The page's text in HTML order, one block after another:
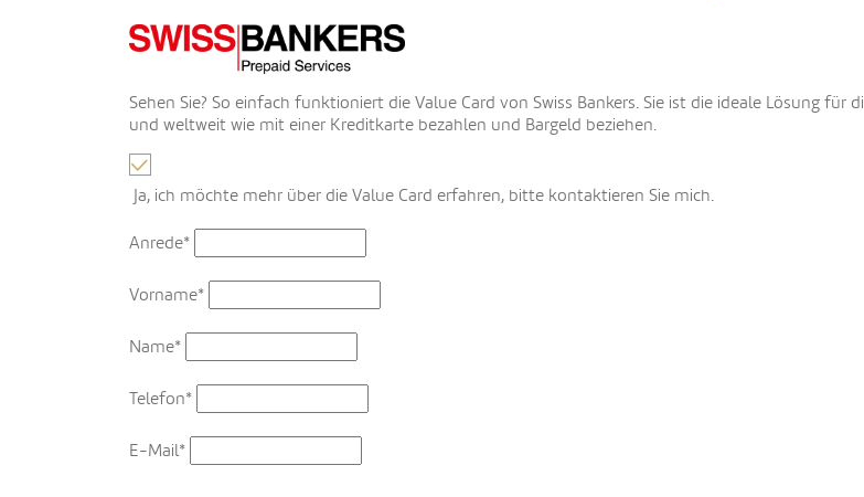
Sehen Sie? So einfach funktioniert die Value Card von Swiss Bankers. Sie ist die ideale Lösung
und weltweit wie mit einer Kreditkarte bezahlen und Bargeld beziehen.
Ja, ich möchte mehr über die Value Card erfahren, bitte kontaktieren Sie mich.
Anrede*
Vorname*
Name*
Telefon*
E-Mail*